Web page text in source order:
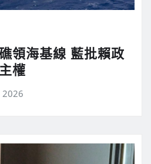
領海基線 藍批賴政
權
2026